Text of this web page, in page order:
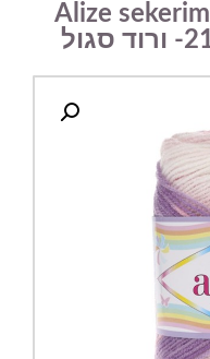
שקרים בייבי בטיק- Alize sekerim